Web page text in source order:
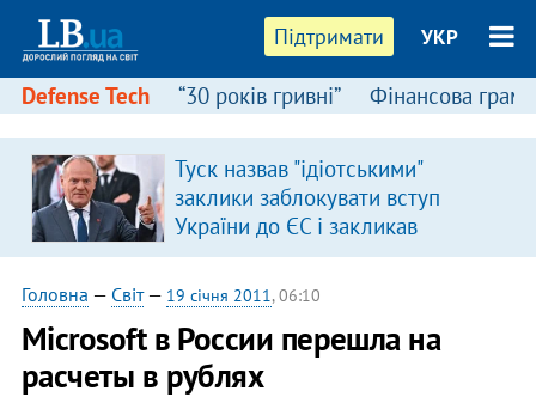
Підтримати УКР
Defense Tech “30 років гривні” Фінансова
Туск назвав "ідіотськими"
заклики заблокувати вступ
України до ЄС і закликав
припинити антиукраїнську
риторику
Головна — Світ— 19 січня 2011, 06:10
Microsoft в России перешла на
расчеты в рублях